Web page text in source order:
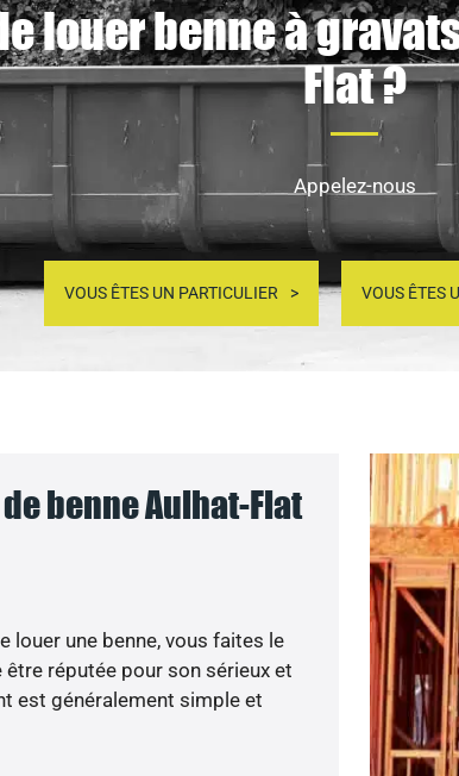
louer benne à
Flat ?
Appelez-nous
VOUS ÊTES UN PARTICULIER VOUS ÊTES
benne Aulhat-Flat
louer une benne, vous faites le
réputée pour son sérieux et
est généralement simple et